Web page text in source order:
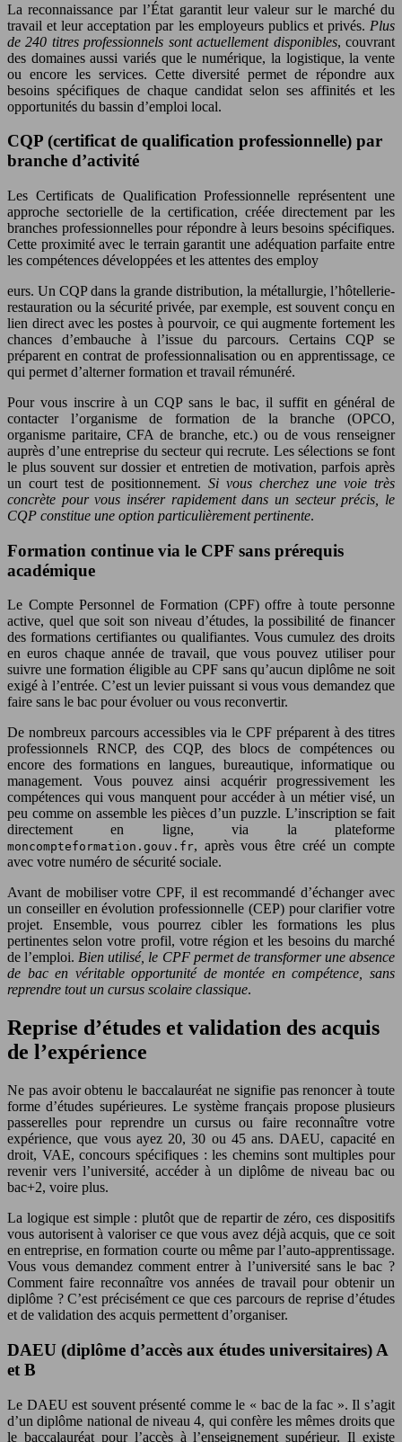
La reconnaissance par l’État garantit leur valeur sur le marché du
travail et leur acceptation par les employeurs publics et privés. Plus
de 240 titres professionnels sont actuellement disponibles, couvrant
des domaines aussi variés que le numérique, la logistique, la vente
ou encore les services. Cette diversité permet de répondre aux
besoins spécifiques de chaque candidat selon ses affinités et les
opportunités du bassin d’emploi local.
CQP (certificat de qualification professionnelle) par
branche d’activité
Les Certificats de Qualification Professionnelle représentent une
approche sectorielle de la certification, créée directement par les
branches professionnelles pour répondre à leurs besoins spécifiques.
Cette proximité avec le terrain garantit une adéquation parfaite entre
les compétences développées et les attentes des employ
eurs. Un CQP dans la grande distribution, la métallurgie, l’hôtellerie-
restauration ou la sécurité privée, par exemple, est souvent conçu en
lien direct avec les postes à pourvoir, ce qui augmente fortement les
chances d’embauche à l’issue du parcours. Certains CQP se
préparent en contrat de professionnalisation ou en apprentissage, ce
qui permet d’alterner formation et travail rémunéré.
Pour vous inscrire à un CQP sans le bac, il suffit en général de
contacter l’organisme de formation de la branche (OPCO,
organisme paritaire, CFA de branche, etc.) ou de vous renseigner
auprès d’une entreprise du secteur qui recrute. Les sélections se font
le plus souvent sur dossier et entretien de motivation, parfois après
un court test de positionnement. Si vous cherchez une voie très
concrète pour vous insérer rapidement dans un secteur précis, le
CQP constitue une option particulièrement pertinente.
Formation continue via le CPF sans prérequis
académique
Le Compte Personnel de Formation (CPF) offre à toute personne
active, quel que soit son niveau d’études, la possibilité de financer
des formations certifiantes ou qualifiantes. Vous cumulez des droits
en euros chaque année de travail, que vous pouvez utiliser pour
suivre une formation éligible au CPF sans qu’aucun diplôme ne soit
exigé à l’entrée. C’est un levier puissant si vous vous demandez que
faire sans le bac pour évoluer ou vous reconvertir.
De nombreux parcours accessibles via le CPF préparent à des titres
professionnels RNCP, des CQP, des blocs de compétences ou
encore des formations en langues, bureautique, informatique ou
management. Vous pouvez ainsi acquérir progressivement les
compétences qui vous manquent pour accéder à un métier visé, un
peu comme on assemble les pièces d’un puzzle. L’inscription se fait
directement en ligne, via la plateforme
moncompteformation.gouv.fr, après vous être créé un compte
avec votre numéro de sécurité sociale.
Avant de mobiliser votre CPF, il est recommandé d’échanger avec
un conseiller en évolution professionnelle (CEP) pour clarifier votre
projet. Ensemble, vous pourrez cibler les formations les plus
pertinentes selon votre profil, votre région et les besoins du marché
de l’emploi.Bien utilisé, le CPF permet de transformer une absence
de bac en véritable opportunité de montée en compétence, sans
reprendre tout un cursus scolaire classique.
Reprise d’études et validation des acquis
de l’expérience
Ne pas avoir obtenu le baccalauréat ne signifie pas renoncer à toute
forme d’études supérieures. Le système français propose plusieurs
passerelles pour reprendre un cursus ou faire reconnaître votre
expérience, que vous ayez 20, 30 ou 45 ans. DAEU, capacité en
droit, VAE, concours spécifiques : les chemins sont multiples pour
revenir vers l’université, accéder à un diplôme de niveau bac ou
bac+2, voire plus.
La logique est simple : plutôt que de repartir de zéro, ces dispositifs
vous autorisent à valoriser ce que vous avez déjà acquis, que ce soit
en entreprise, en formation courte ou même par l’auto-apprentissage.
Vous vous demandez comment entrer à l’université sans le bac ?
Comment faire reconnaître vos années de travail pour obtenir un
diplôme ? C’est précisément ce que ces parcours de reprise d’études
et de validation des acquis permettent d’organiser.
DAEU (diplôme d’accès aux études universitaires) A
et B
Le DAEU est souvent présenté comme le « bac de la fac ». Il s’agit
d’un diplôme national de niveau 4, qui confère les mêmes droits que
le baccalauréat pour l’accès à l’enseignement supérieur. Il existe